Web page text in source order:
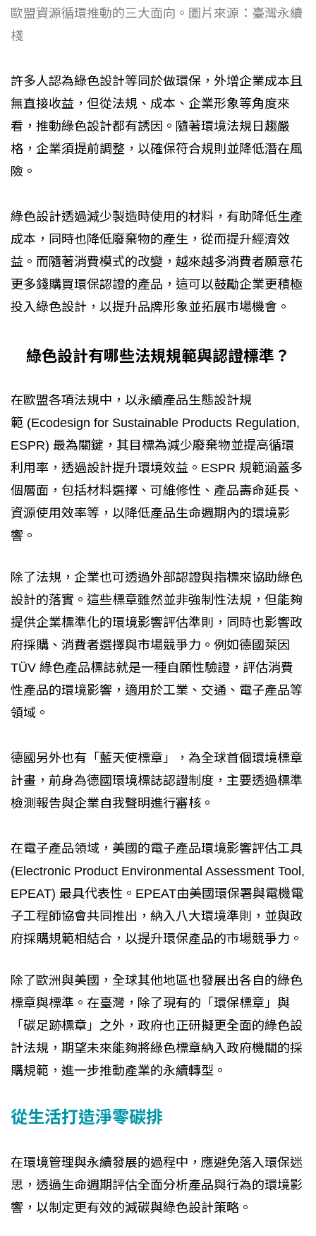
歐盟資源循環推動的三大面向。圖片來源：臺灣永續
棧
許多人認為綠色設計等同於做環保，外增企業成本且
無直接收益，但從法規、成本、企業形象等角度來
看，推動綠色設計都有誘因。隨著環境法規日趨嚴
格，企業須提前調整，以確保符合規則並降低潛在風
險。
綠色設計透過減少製造時使用的材料，有助降低生產
成本，同時也降低廢棄物的產生，從而提升經濟效
益。而隨著消費模式的改變，越來越多消費者願意花
更多錢購買環保認證的產品，這可以鼓勵企業更積極
投入綠色設計，以提升品牌形象並拓展市場機會。
綠色設計有哪些法規規範與認證標準？
在歐盟各項法規中，以永續產品生態設計規
範 (Ecodesign for Sustainable Products Regulation,
ESPR) 最為關鍵，其目標為減少廢棄物並提高循環
利用率，透過設計提升環境效益。ESPR 規範涵蓋多
個層面，包括材料選擇、可維修性、產品壽命延長、
資源使用效率等，以降低產品生命週期內的環境影
響。
除了法規，企業也可透過外部認證與指標來協助綠色
設計的落實。這些標章雖然並非強制性法規，但能夠
提供企業標準化的環境影響評估準則，同時也影響政
府採購、消費者選擇與市場競爭力。例如德國萊因
TÜV 綠色產品標誌就是一種自願性驗證，評估消費
性產品的環境影響，適用於工業、交通、電子產品等
領域。
德國另外也有「藍天使標章」，為全球首個環境標章
計畫，前身為德國環境標誌認證制度，主要透過標準
檢測報告與企業自我聲明進行審核。
在電子產品領域，美國的電子產品環境影響評估工具
(Electronic Product Environmental Assessment Tool,
EPEAT) 最具代表性。EPEAT由美國環保署與電機電
子工程師協會共同推出，納入八大環境準則，並與政
府採購規範相結合，以提升環保產品的市場競爭力。
除了歐洲與美國，全球其他地區也發展出各自的綠色
標章與標準。在臺灣，除了現有的「環保標章」與
「碳足跡標章」之外，政府也正研擬更全面的綠色設
計法規，期望未來能夠將綠色標章納入政府機關的採
購規範，進一步推動產業的永續轉型。
從生活打造淨零碳排
在環境管理與永續發展的過程中，應避免落入環保迷
思，透過生命週期評估全面分析產品與行為的環境影
響，以制定更有效的減碳與綠色設計策略。